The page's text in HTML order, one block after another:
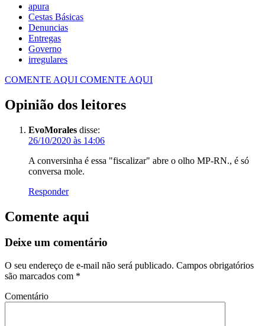
apura
Cestas Básicas
Denuncias
Entregas
Governo
irregulares
COMENTE AQUI COMENTE AQUI
Opinião dos leitores
EvoMorales disse:
26/10/2020 às 14:06
A conversinha é essa "fiscalizar" abre o olho MP-RN., é só
conversa mole.
Responder
Comente aqui
Deixe um comentário
O seu endereço de e-mail não será publicado. Campos obrigatórios
são marcados com *
Comentário